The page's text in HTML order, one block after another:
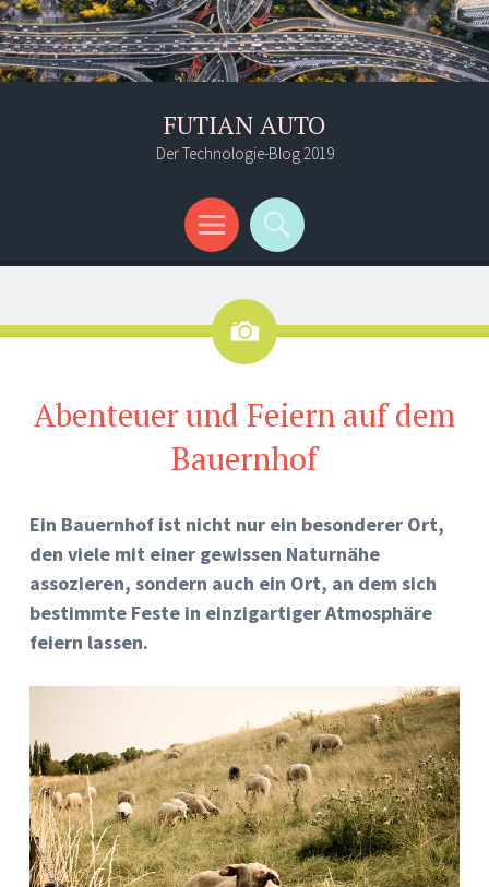
FUTIAN AUTO
Der Technologie-Blog 2019
Menü
Suchen
Bild
Abenteuer und Feiern auf dem
Bauernhof
Ein Bauernhof ist nicht nur ein besonderer Ort,
den viele mit einer gewissen Naturnähe
assozieren, sondern auch ein Ort, an dem sich
bestimmte Feste in einzigartiger Atmosphäre
feiern lassen.